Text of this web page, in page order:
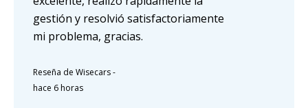
gestión y resolvió satisfactoriamente
mi problema, gracias.
Reseña de Wisecars-
hace 6 horas